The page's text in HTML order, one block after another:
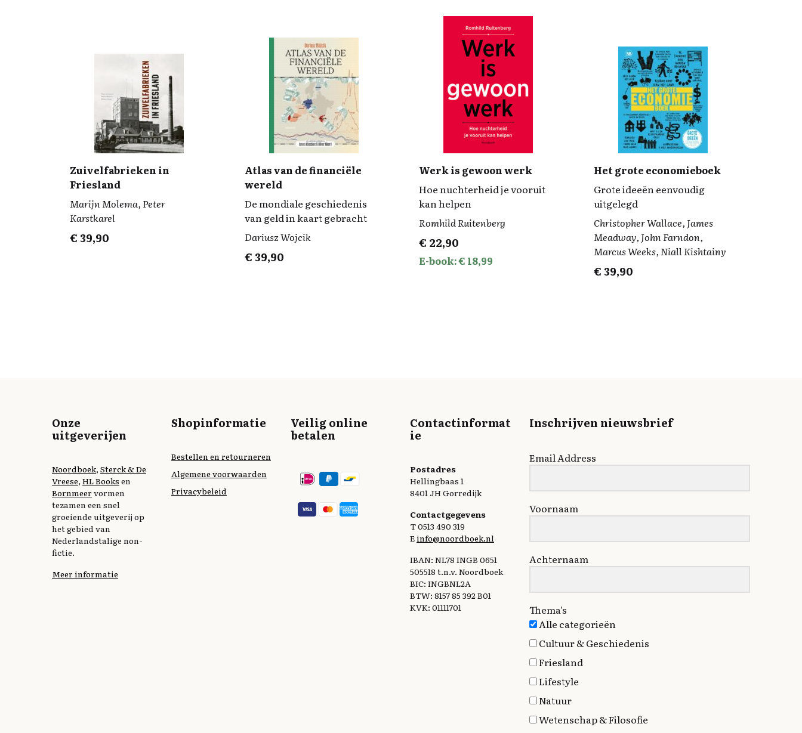
Zuivelfabrieken in
Friesland
Marijn Molema, Peter
Karstkarel
€39,90
Atlas van de financiële
wereld
De mondiale geschiedenis
van geld in kaart gebracht
Dariusz Wojcik
€39,90
Werk is gewoon werk
Hoe nuchterheid je vooruit
kan helpen
Romhild Ruitenberg
€ 22,90
E-book: € 18,99
Het grote economieboek
Grote ideeën eenvoudig
uitgelegd
Christopher Wallace, James
Meadway, John Farndon,
Marcus Weeks, Niall Kishtainy
€39,90
Onze
uitgeverijen
Noordboek, Sterck & De
Vreese, HL Books en
Bornmeervormen
tezamen een snel
groeiende uitgeverij op
het gebied van
Nederlandstalige non-
fictie.
Meer informatie
Shopinformatie
Bestellen en retourneren
Algemene voorwaarden
Privacybeleid
Veilig online
betalen
Contactinformat
ie
Postadres
Hellingbaas 1
8401 JH Gorredijk
Contactgegevens
T 0513 490 319
E info@noordboek.nl
IBAN: NL78 INGB 0651
505518 t.n.v. Noordboek
BIC: INGBNL2A
BTW: 8157 85 392 B01
KVK: 01111701
Inschrijven nieuwsbrief
Email Address
Voornaam
Achternaam
Thema's
Alle categorieën
Cultuur & Geschiedenis
Friesland
Lifestyle
Natuur
Wetenschap & Filosofie